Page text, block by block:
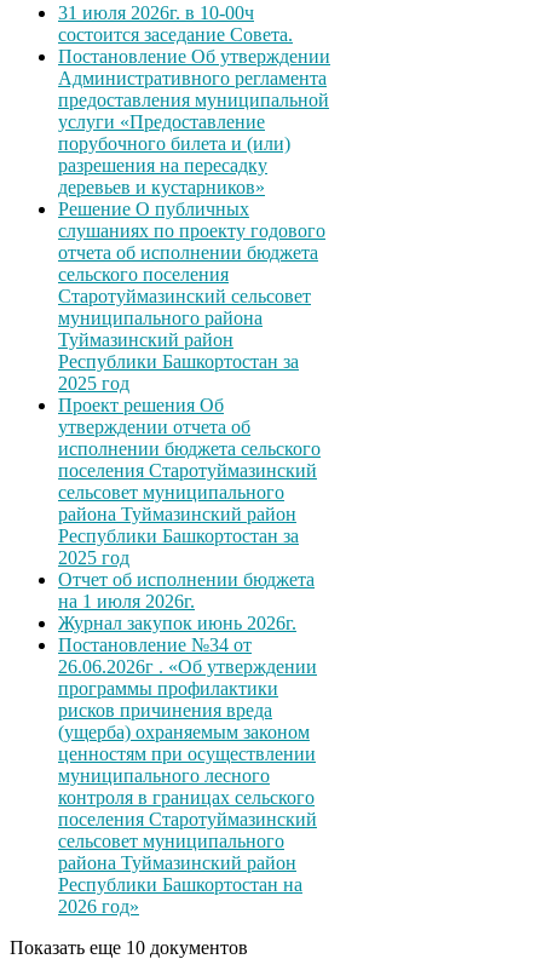
31 июля 2026г. в 10-00ч
состоится заседание Совета.
Постановление Об утверждении
Административного регламента
предоставления муниципальной
услуги «Предоставление
порубочного билета и (или)
разрешения на пересадку
деревьев и кустарников»
Решение О публичных
слушаниях по проекту годового
отчета об исполнении бюджета
сельского поселения
Старотуймазинский сельсовет
муниципального района
Туймазинский район
Республики Башкортостан за
2025 год
Проект решения Об
утверждении отчета об
исполнении бюджета сельского
поселения Старотуймазинский
сельсовет муниципального
района Туймазинский район
Республики Башкортостан за
2025 год
Отчет об исполнении бюджета
на 1 июля 2026г.
Журнал закупок июнь 2026г.
Постановление №34 от
26.06.2026г . «Об утверждении
программы профилактики
рисков причинения вреда
(ущерба) охраняемым законом
ценностям при осуществлении
муниципального лесного
контроля в границах сельского
поселения Старотуймазинский
сельсовет муниципального
района Туймазинский район
Республики Башкортостан на
2026 год»
Показать еще 10 документов